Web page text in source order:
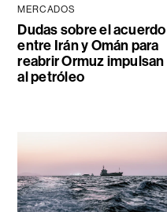
MERCADOS
Dudas sobre el acuerdo
entre Irán y Omán para
reabrir Ormuz impulsan
al petróleo